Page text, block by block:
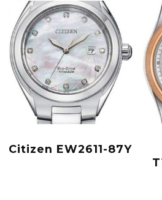
Citizen EW2611-87Y